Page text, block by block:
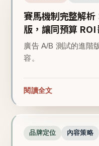
賽馬機制完整解
版，讓同預算 ROI
廣告 A/B 測試的進階
容。
閱讀全文
品牌定位 內容策略